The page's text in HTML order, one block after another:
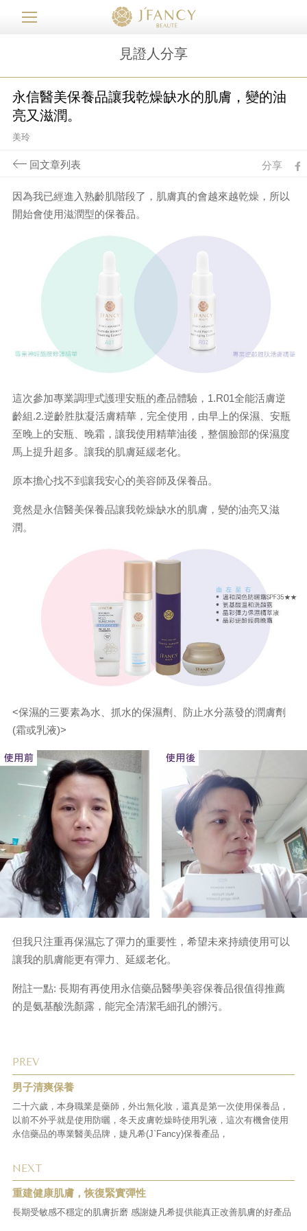
見證人分享
永信醫美保養品讓我乾燥缺水的肌膚，變的油
亮又滋潤。
美玲
回文章列表 分享 fb
因為我已經進入熟齡肌階段了，肌膚真的會越來越乾燥，所以
開始會使用滋潤型的保養品。
這次參加專業調理式護理安瓶的產品體驗，1.R01全能活膚逆
齡組.2.逆齡胜肽凝活膚精華，完全使用，由早上的保濕、安瓶
至晚上的安瓶、晚霜，讓我使用精華油後，整個臉部的保濕度
馬上提升超多。讓我的肌膚延緩老化。
原本擔心找不到讓我安心的美容師及保養品。
竟然是永信醫美保養品讓我乾燥缺水的肌膚，變的油亮又滋
潤。
<保濕的三要素為水、抓水的保濕劑、防止水分蒸發的潤膚劑
(霜或乳液)>
但我只注重再保濕忘了彈力的重要性，希望未來持續使用可以
讓我的肌膚能更有彈力、延緩老化。
附註一點: 長期有再使用永信藥品醫學美容保養品很值得推薦
的是氨基酸洗顏露，能完全清潔毛細孔的髒污。
PREV
男子清爽保養
二十六歲，本身職業是藥師，外出無化妝，還真是第一次使用保養品，
以前不外乎就是使用防曬，冬天皮膚乾燥時使用乳液，這次有機會使用
永信藥品的專業醫美品牌，婕凡希(J`Fancy)保養產品，
NEXT
重建健康肌膚，恢復緊實彈性
長期受敏感不穩定的肌膚折磨 感謝婕凡希提供能真正改善肌膚的好產品